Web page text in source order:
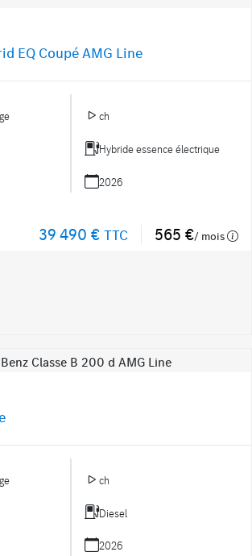
EQ Coupé AMG Line
ch
Hybride essence électrique
2026
39 490 € TTC 565 €/ mois
ch
Diesel
2026